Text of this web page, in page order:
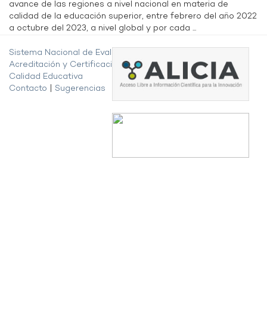
avance de las regiones a nivel nacional en materia de
calidad de la educación superior, entre febrero del año 2022
a octubre del 2023, a nivel global y por cada ...
Sistema Nacional de Evaluación,
Acreditación y Certificación de la
Calidad Educativa
Contacto
Sugerencias